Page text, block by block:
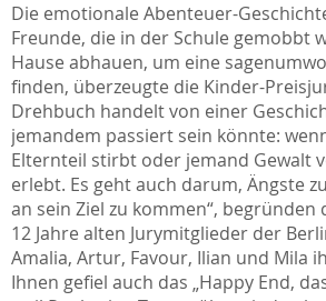
Die emotionale Abenteuer-
Freunde, die in der Schule gemobbt
Hause abhauen, um eine
finden, überzeugte die Kinder-
Drehbuch handelt von einer
jemandem passiert sein könnte:
Elternteil stirbt oder jemand Gewalt
erlebt. Es geht auch darum, Ängste
an sein Ziel zu kommen“, begründen
12 Jahre alten Jurymitglieder der
Amalia, Artur, Favour, Ilian und Mila
Ihnen gefiel auch das „Happy End,